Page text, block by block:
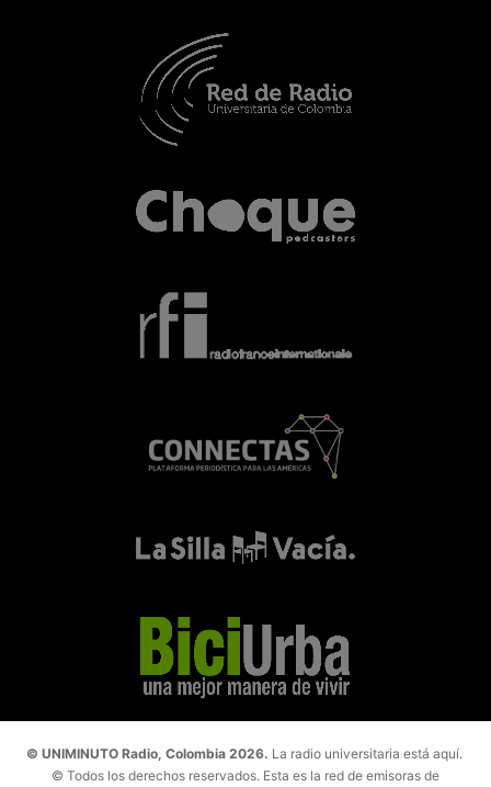
© UNIMINUTO Radio, Colombia 2026. La radio universitaria está aquí.
© Todos los derechos reservados. Esta es la red de emisoras de